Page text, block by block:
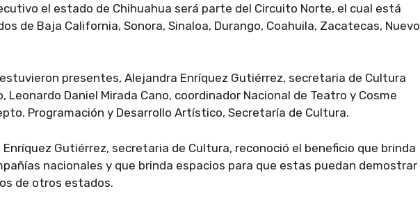
el estado de Chihuahua será parte del Circuito Norte, el cual está
de Baja California, Sonora, Sinaloa, Durango, Coahuila, Zacatecas, Nuevo
presentes, Alejandra Enríquez Gutiérrez, secretaria de Cultura
Leonardo Daniel Mirada Cano, coordinador Nacional de Teatro y Cosme
Programación y Desarrollo Artístico, Secretaría de Cultura.
Gutiérrez, secretaria de Cultura, reconoció el beneficio que brinda
nacionales y que brinda espacios para que estas puedan demostrar
de otros estados.